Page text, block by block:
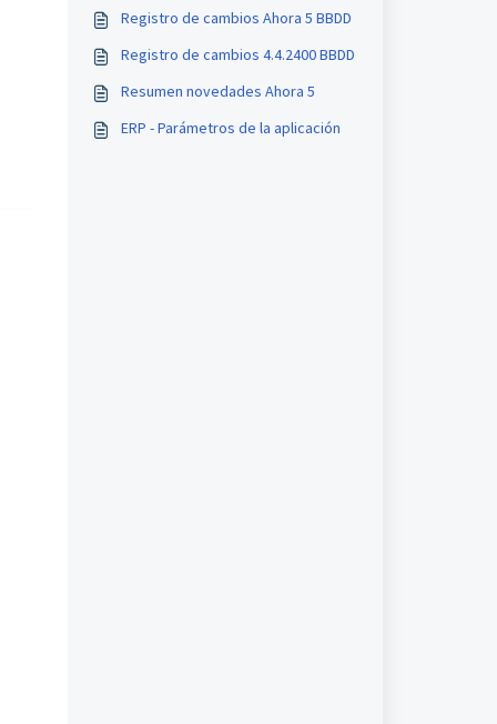
Registro de cambios Ahora 5 BBDD
Registro de cambios 4.4.2400 BBDD
Resumen novedades Ahora 5
ERP - Parámetros de la aplicación